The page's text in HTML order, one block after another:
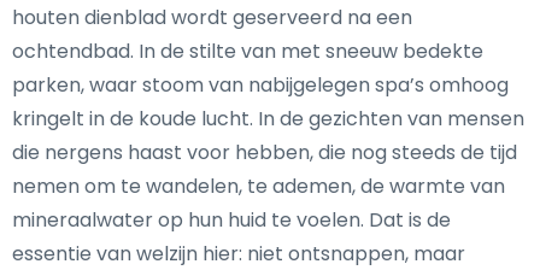
houten dienblad wordt geserveerd na een
ochtendbad. In de stilte van met sneeuw bedekte
parken, waar stoom van nabijgelegen spa’s omhoog
kringelt in de koude lucht. In de gezichten van mensen
die nergens haast voor hebben, die nog steeds de tijd
nemen om te wandelen, te ademen, de warmte van
mineraalwater op hun huid te voelen. Dat is de
essentie van welzijn hier: niet ontsnappen, maar